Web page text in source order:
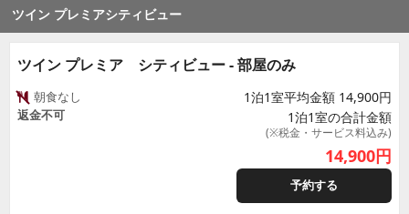
ツイン プレミアシティビュー
ツイン プレミア シティビュー - 部屋のみ
朝食なし
返金不可
1泊1室平均金額 14,900円
1泊1室の合計金額
(※税金・サービス料込み)
14,900円
予約する